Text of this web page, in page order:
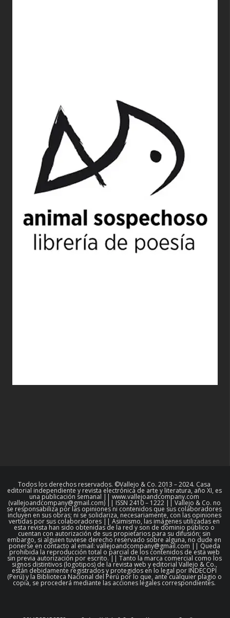
Todos los derechos reservados. ©Vallejo & Co. 2013 – 2024. Casa
editorial independiente y revista electrónica de arte y literatura, año XI, es
una publicación semanal || www.vallejoandcompany.com
(vallejoandcompany@gmail.com) || ISSN 2410 – 1222 || Vallejo & Co. no
se responsabiliza por las opiniones ni contenidos que sus colaboradores
incluyen en sus obras; ni se solidariza, necesariamente, con las opiniones
vertidas por sus colaboradores || Asimismo, las imágenes utilizadas en
esta revista han sido obtenidas de la red y son de dominio público o
cuentan con autorización de sus propietarios para su difusión; sin
embargo, si alguien tuviese derecho reservado sobre alguna, no dude en
ponerse en contacto al email: vallejoandcompany@gmail.com || Queda
prohibida la reproducción total o parcial de los contenidos de esta web
sin previa autorización por escrito. || Tanto la marca comercial como los
signos distintivos (logotipos) de la revista web y editorial Vallejo & Co.,
están debidamente registrados y protegidos en lo legal por INDECOPI
(Perú) y la Biblioteca Nacional del Perú por lo que, ante cualquier plagio o
copia, se procederá mediante las acciones legales correspondientes.